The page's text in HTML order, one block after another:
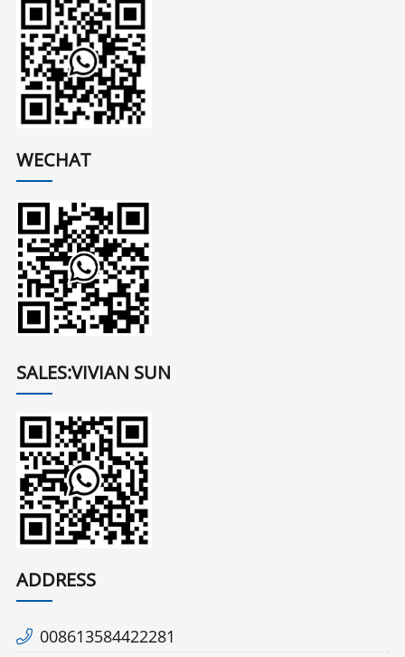
WECHAT
SALES:VIVIAN SUN
ADDRESS
008613584422281